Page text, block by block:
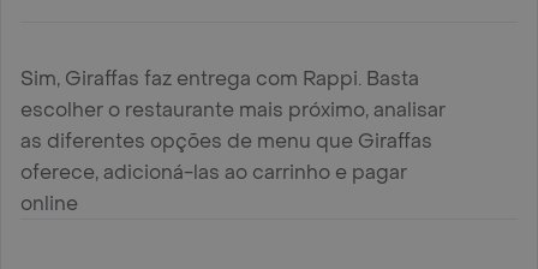
Sim, Giraffas faz entrega com Rappi. Basta
escolher o restaurante mais próximo, analisar
as diferentes opções de menu que Giraffas
oferece, adicioná-las ao carrinho e pagar
online